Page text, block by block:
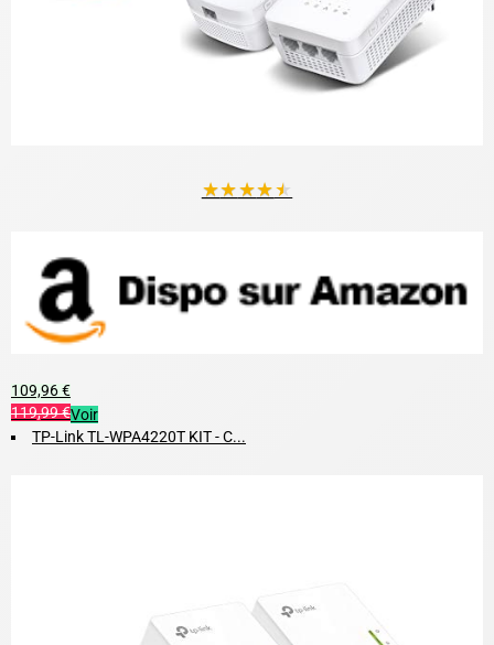
★★★★★
109,96 €
119,99 €Voir
TP-Link TL-WPA4220T KIT - C...